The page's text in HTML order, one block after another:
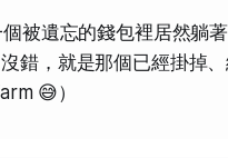
被遺忘的錢包裡居然躺
錯，就是那個已經掛掉
😅）